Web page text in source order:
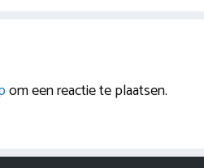
om een reactie te plaatsen.